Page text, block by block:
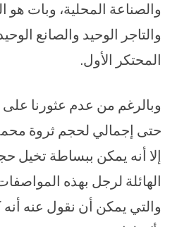
والصناعة المحلية، وبات هو
والتاجر الوحيد والصانع
المحتكر الأول.
وبالرغم من عدم عثورنا
حتى إجمالي لحجم ثروة
إلا أنه يمكن ببساطة تخيل
الهائلة لرجل بهذه
والتي يمكن أن نقول عنه